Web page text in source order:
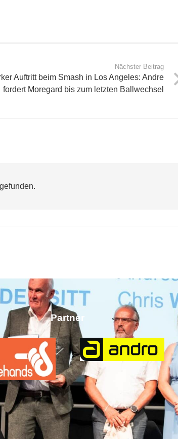
Nächster Beitrag
Auftritt beim Smash in Los Angeles: Andre
fordert Moregard bis zum letzten Ballwechsel
Partner